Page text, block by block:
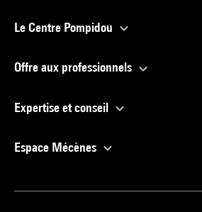
Le Centre Pompidou
Offre aux professionnels
Expertise et conseil
Espace Mécènes